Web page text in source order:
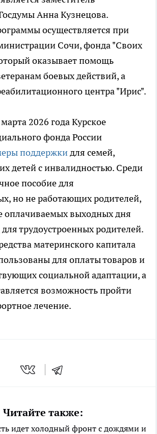
Анна Кузнецова.
осуществляется при
Сочи, фонда "Своих
оказывает помощь
боевых действий, а
центра "Ирис".
2026 года Курское
фонда России
поддержкидля семей,
детей с инвалидностью. Среди
пособие для
но не работающих родителей,
оплачиваемых выходных дня
трудоустроенных родителей.
материнского капитала
для оплаты товаров и
социальной адаптации, а
возможность пройти
лечение.
Читайте также:
идет холодный фронт с дождями и